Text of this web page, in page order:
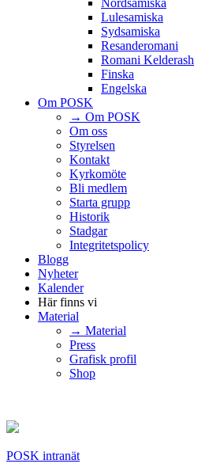
Nordsamiska
Lulesamiska
Sydsamiska
Resanderomani
Romani Kelderash
Finska
Engelska
Om POSK
→ Om POSK
Om oss
Styrelsen
Kontakt
Kyrkomöte
Bli medlem
Starta grupp
Historik
Stadgar
Integritetspolicy
Blogg
Nyheter
Kalender
Här finns vi
Material
→ Material
Press
Grafisk profil
Shop
POSK intranät